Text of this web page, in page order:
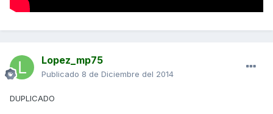
Lopez_mp75
Publicado 8 de Diciembre del 2014
DUPLICADO